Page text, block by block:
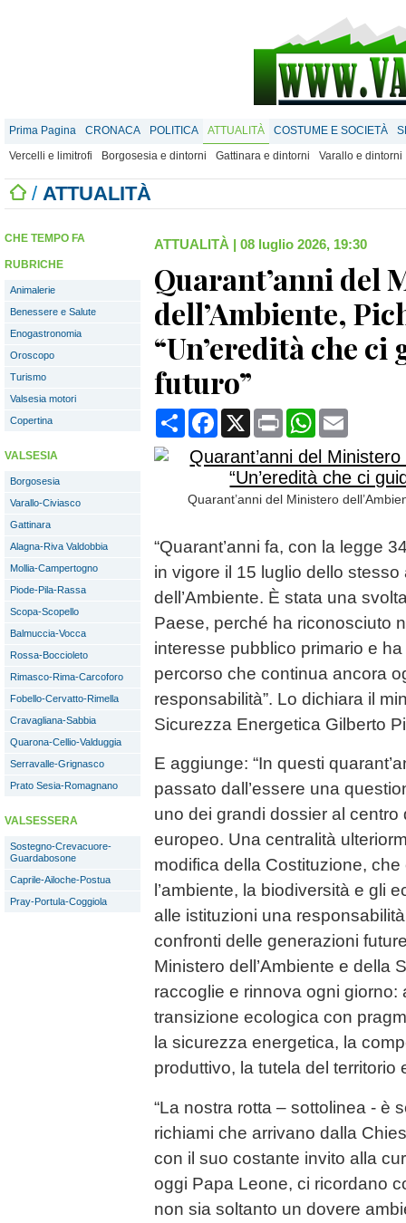
Prima Pagina CRONACA POLITICA ATTUALITÀ COSTUME E SOCIETÀ
Vercelli e limitrofi
Borgosesia e dintorni Gattinara e dintorni Varallo e dintorni
/ ATTUALITÀ
CHE TEMPO FA
RUBRICHE
Animalerie
Benessere e Salute
Enogastronomia
Oroscopo
Turismo
Valsesia motori
Copertina
VALSESIA
Borgosesia
Varallo-Civiasco
Gattinara
Alagna-Riva Valdobbia
Mollia-Campertogno
Piode-Pila-Rassa
Scopa-Scopello
Balmuccia-Vocca
Rossa-Boccioleto
Rimasco-Rima-Carcoforo
Fobello-Cervatto-Rimella
Cravagliana-Sabbia
Quarona-Cellio-Valduggia
Serravalle-Grignasco
Prato Sesia-Romagnano
VALSESSERA
Sostegno-Crevacuore-
Guardabosone
Caprile-Ailoche-Postua
Pray-Portula-Coggiola
ATTUALITÀ | 08 luglio 2026, 19:30
Quarant’anni del
dell’Ambiente,
“Un’eredità che
futuro”
CondividiFacebook
X Print WhatsApp
Quarant’anni del Ministero
“Quarant’anni fa, con la legge
in vigore il 15 luglio dello
dell’Ambiente. È stata una
Paese, perché ha riconosciuto
interesse pubblico primario e
percorso che continua ancora
responsabilità”. Lo dichiara il
Sicurezza Energetica Gilberto
E aggiunge: “In questi
passato dall’essere una
uno dei grandi dossier al
europeo. Una centralità
modifica della Costituzione,
l’ambiente, la biodiversità e gli
alle istituzioni una
confronti delle generazioni
Ministero dell’Ambiente e della
raccoglie e rinnova ogni giorno:
transizione ecologica con
la sicurezza energetica, la
produttivo, la tutela del territorio
“La nostra rotta – sottolinea - è
richiami che arrivano dalla
con il suo costante invito alla
oggi Papa Leone, ci ricordano
non sia soltanto un dovere